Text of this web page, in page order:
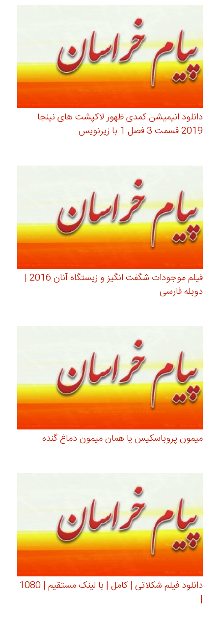
دانلود انیمیشن کمدی ظهور لاکپشت های نینجا
2019 قسمت 3 فصل 1 با زیرنویس
فیلم موجودات شگفت انگیز و زیستگاه آنان 2016 |
دوبله فارسی
میمون پروباسکیس یا همان میمون دماغ گنده
دانلود فیلم شکلاتی | کامل | با لینک مستقیم | 1080
|